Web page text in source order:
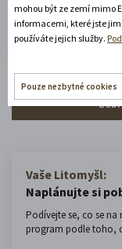
Zobrazit celou
Vaše Litomyšl:
Naplánujte si
Podívejte se, co se na
program podle toho,
mohou být ze zemí mimo
informacemi, které jste
používáte jejich služby.
Pouze nezbytné cookies